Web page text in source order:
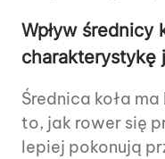
Wpływ średnicy
charakterystykę
Średnica koła
to, jak rower się
lepiej pokonują